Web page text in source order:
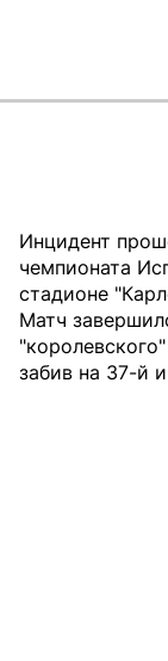
Инцидент
чемпионата
стадионе
Матч
забив на 37-й